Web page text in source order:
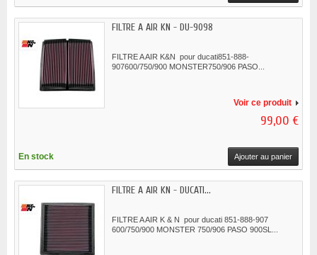
FILTRE A AIR KN - DU-9098
FILTRE A AIR K&N pour ducati851-888-
907600/750/900 MONSTER750/906 PASO...
Voir ce produit
99,00 €
En stock Ajouter au panier
FILTRE A AIR KN - DUCATI...
FILTRE A AIR K & N pour ducati 851-888-907
600/750/900 MONSTER 750/906 PASO 900SL...